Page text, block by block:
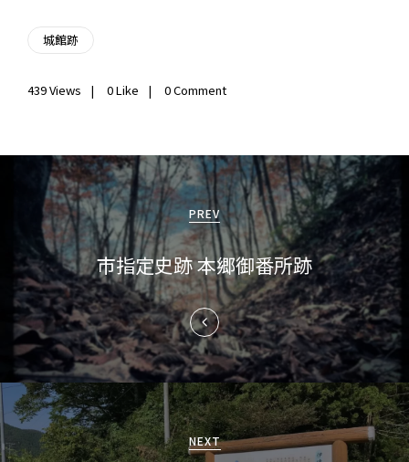
城館跡
439Views 0Like 0 Comment
ビ
ゲ
ー
シ
ョ
PREV
市指定史跡 本郷御番所跡
NEXT